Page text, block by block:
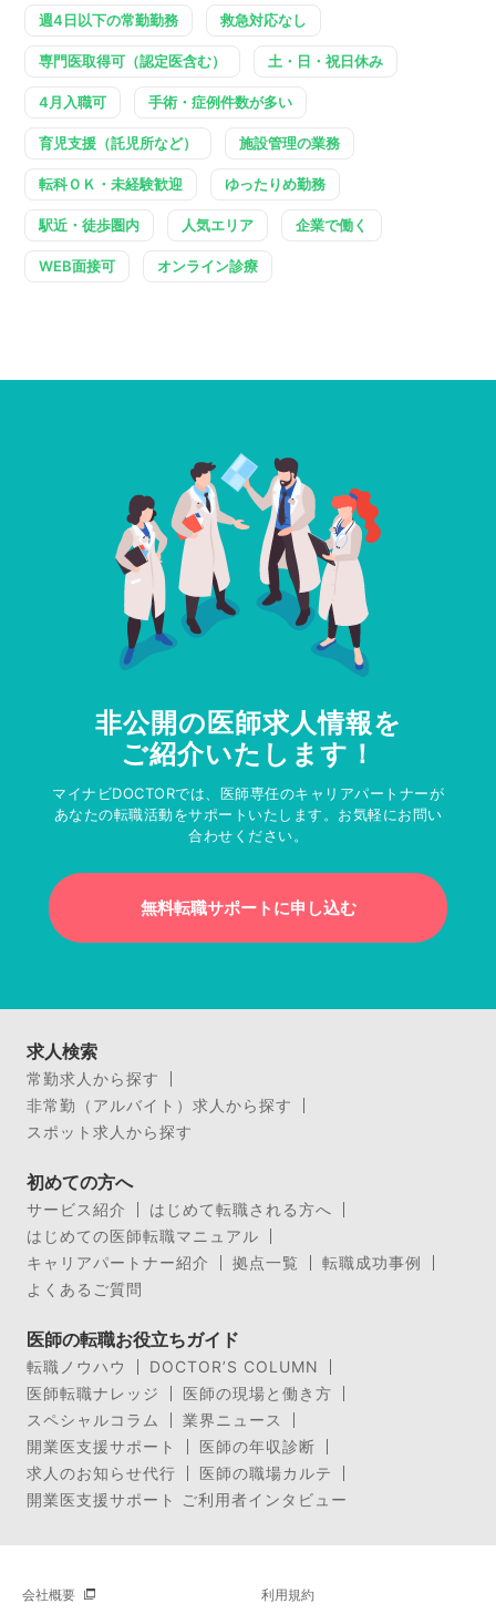
週4日以下の常勤勤務 救急対応なし
専門医取得可（認定医含む） 土・日・祝日休み
4月入職可 手術・症例件数が多い
育児支援（託児所など） 施設管理の業務
転科ＯＫ・未経験歓迎 ゆったりめ勤務
駅近・徒歩圏内 人気エリア 企業で働く
WEB面接可 オンライン診療
非公開の医師求人情報を
ご紹介いたします！
マイナビDOCTORでは、医師専任のキャリアパートナーが
あなたの転職活動をサポートいたします。お気軽にお問い
合わせください。
無料転職サポートに申し込む
求人検索
常勤求人から探す
非常勤（アルバイト）求人から探す
スポット求人から探す
初めての方へ
サービス紹介
はじめて転職される方へ
はじめての医師転職マニュアル
キャリアパートナー紹介
拠点一覧
転職成功事例
よくあるご質問
医師の転職お役立ちガイド
転職ノウハウ
DOCTOR’S COLUMN
医師転職ナレッジ
医師の現場と働き方
スペシャルコラム
業界ニュース
開業医支援サポート
医師の年収診断
求人のお知らせ代行
医師の職場カルテ
開業医支援サポート ご利用者インタビュー
会社概要 利用規約